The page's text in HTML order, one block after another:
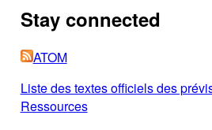
Stay connected
ATOM
Liste des textes officiels des
Ressources